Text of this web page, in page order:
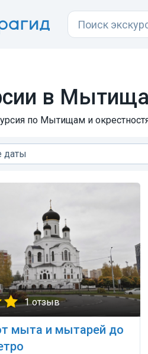
в
по Мытищам и
даты
1 отзыв
мыта и мытарей до